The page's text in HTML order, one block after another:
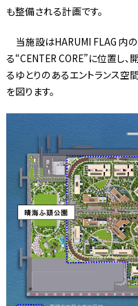
も整備される計画です。
当施設はHARUMI FLAG 内
る“CENTER CORE”に位置し
るゆとりのあるエントランス空
を図ります。